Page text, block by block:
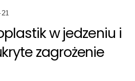
w jedzeniu i
zagrożenie